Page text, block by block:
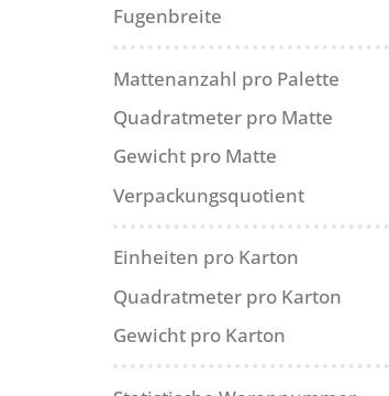
Fugenbreite
Mattenanzahl pro Palette
Quadratmeter pro Matte
Gewicht pro Matte
Verpackungsquotient
Einheiten pro Karton
Quadratmeter pro Karton
Gewicht pro Karton